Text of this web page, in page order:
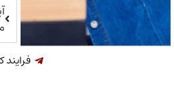
مالک شرکت